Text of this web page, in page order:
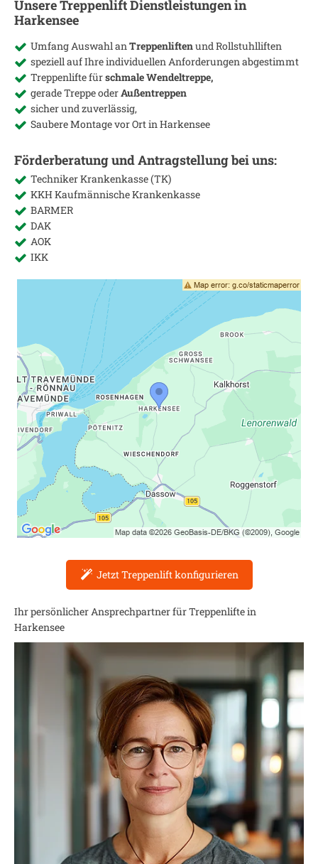
Unsere Treppenlift Dienstleistungen in
Harkensee
Umfang Auswahl anTreppenliftenund Rollstuhlliften
speziell auf Ihre individuellen Anforderungen abgestimmt
Treppenlifte fürschmale Wendeltreppe,
gerade Treppe oderAußentreppen
sicher und zuverlässig,
Saubere Montage vor Ort inHarkensee
Förderberatung und Antragstellung bei uns:
Techniker Krankenkasse (TK)
KKH Kaufmännische Krankenkasse
BARMER
DAK
AOK
IKK
Jetzt Treppenlift konfigurieren
Ihr persönlicher Ansprechpartner für Treppenlifte in
Harkensee